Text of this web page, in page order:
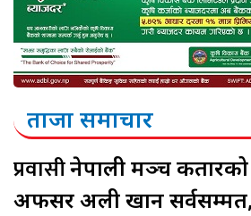
ताजा समाचार
प्रवासीनेपाली मञ्च
अफसर अली खान